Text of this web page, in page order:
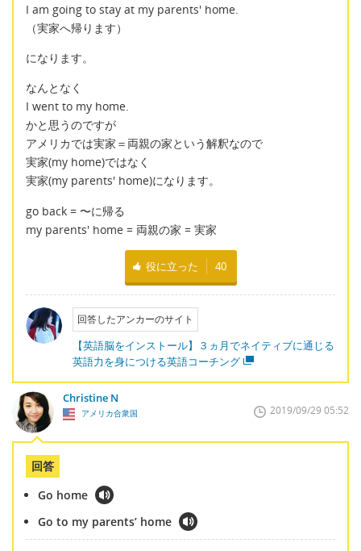
I am going to stay at my parents' home.
（実家へ帰ります）
になります。
なんとなく
I went to my home.
かと思うのですが
アメリカでは実家＝両親の家という解釈なので
実家(my home)ではなく
実家(my parents' home)になります。
go back = 〜に帰る
my parents' home = 両親の家 = 実家
役に立った 40
回答したアンカーのサイト
【英語脳をインストール】３ヵ月でネイティブに通じる
英語力を身につける英語コーチング
Christine N
アメリカ合衆国 2019/09/29 05:52
回答
Go home
Go to my parents’ home